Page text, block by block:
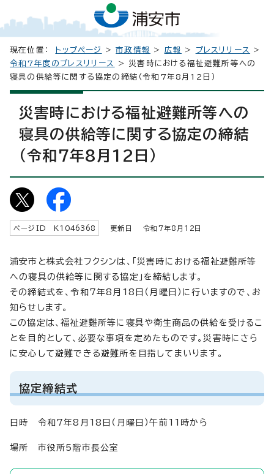
現在位置： トップページ >市政情報 > 広報 > プレスリリース
>
令和7年度のプレスリリース
> 災害時における福祉避難所等への
寝具の供給等に関する協定の締結（令和7年8月12日）
災害時における福祉避難所等への
寝具の供給等に関する協定の締結
（令和7年8月12日）
ページID K 1046368 更新日 令和7年8月 12 日
浦安市と株式会社フクシンは、「災害時における福祉避難所等
への寝具の供給等に関する協定」を締結します。
その締結式を、令和7年8月18日（月曜日）に行いますので、お
知らせします。
この協定は、福祉避難所等に寝具や衛生商品の供給を受けるこ
とを目的として、必要な事項を定めたものです。災害時にさら
に安心して避難できる避難所を目指してまいります。
協定締結式
日時 令和7年8月18日（月曜日）午前11時から
場所 市役所5階市長公室